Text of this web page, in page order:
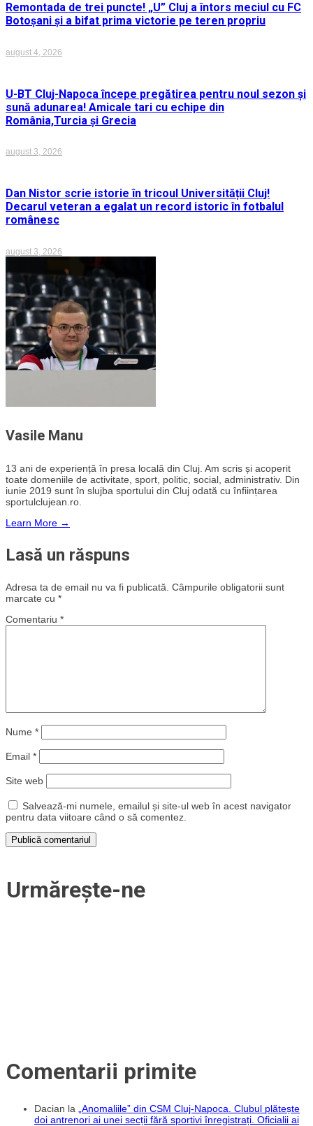
Remontada de trei puncte! „U” Cluj a întors meciul cu FC
Botoșani și a bifat prima victorie pe teren propriu
august 4, 2026
U-BT Cluj-Napoca începe pregătirea pentru noul sezon și
sună adunarea! Amicale tari cu echipe din
România,Turcia și Grecia
august 3, 2026
Dan Nistor scrie istorie în tricoul Universității Cluj!
Decarul veteran a egalat un record istoric în fotbalul
românesc
august 3, 2026
Vasile Manu
13 ani de experiență în presa locală din Cluj. Am scris și acoperit
toate domeniile de activitate, sport, politic, social, administrativ. Din
iunie 2019 sunt în slujba sportului din Cluj odată cu înființarea
sportulclujean.ro.
Learn More →
Lasă un răspuns
Adresa ta de email nu va fi publicată. Câmpurile obligatorii sunt
marcate cu *
Comentariu *
Nume *
Email *
Site web
Salvează-mi numele, emailul și site-ul web în acest navigator
pentru data viitoare când o să comentez.
Urmărește-ne
Comentarii primite
Dacian la „Anomaliile” din CSM Cluj-Napoca. Clubul plătește
doi antrenori ai unei secții fără sportivi înregistrați. Oficialii ai